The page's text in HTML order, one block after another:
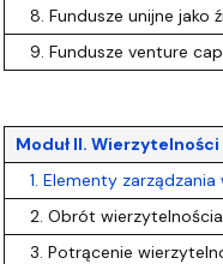
8. Fundusze unijne jako
9. Fundusze venture
Moduł II.
1. Elementy
2. Obrót
3. Potrącenie